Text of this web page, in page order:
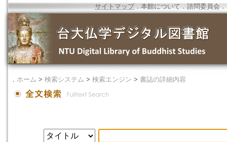
サイトマップ．本館について ． 諮問委員会 ．
． ホーム > 検索システム > 検索エンジン > 書誌の詳細内容